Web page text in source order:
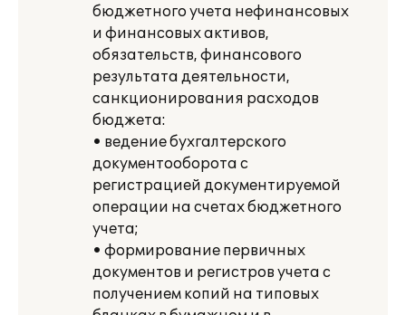
бюджетного учета нефинансовых
и финансовых активов,
обязательств, финансового
результата деятельности,
санкционирования расходов
бюджета:
• ведение бухгалтерского
документооборота с
регистрацией документируемой
операции на счетах бюджетного
учета;
• формирование первичных
документов и регистров учета с
получением копий на типовых